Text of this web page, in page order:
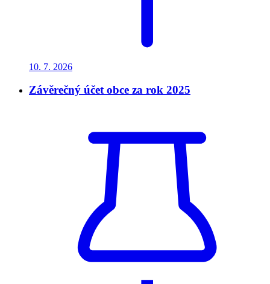
10. 7. 2026
Závěrečný účet obce za rok 2025